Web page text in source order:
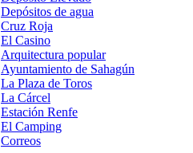
Depósitos de agua
Cruz Roja
El Casino
Arquitectura popular
Ayuntamiento de Sahagún
La Plaza de Toros
La Cárcel
Estación Renfe
El Camping
Correos